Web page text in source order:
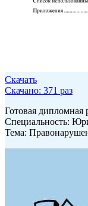
Скачать
Скачано: 371 раз
Готовая дипломная
Специальность:
Тема: